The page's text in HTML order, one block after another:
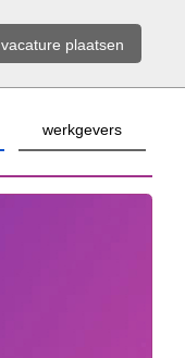
vacature plaatsen
werkgevers